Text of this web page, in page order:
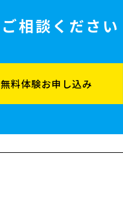
相談ください
無料体験お申し込み